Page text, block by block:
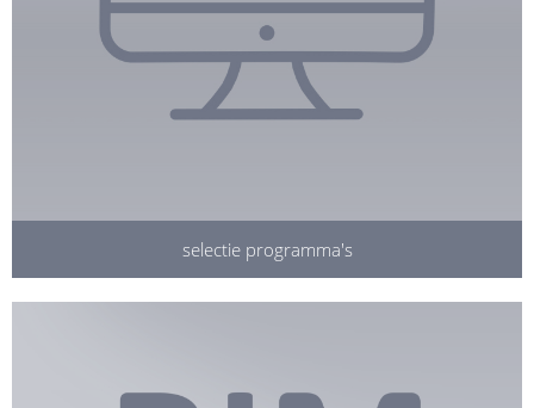
selectie programma's